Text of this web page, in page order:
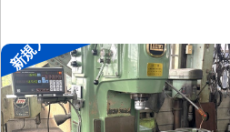
新規入荷
#2立フライス盤
メーカー 平岡工業